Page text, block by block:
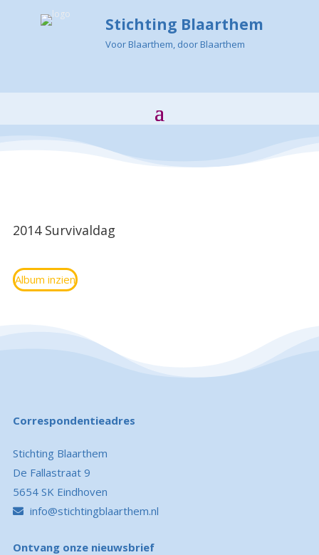
Stichting Blaarthem
Voor Blaarthem, door Blaarthem
2014 Survivaldag
Album inzien
Correspondentieadres
Stichting Blaarthem
De Fallastraat 9
5654 SK Eindhoven
info@stichtingblaarthem.nl
Ontvang onze nieuwsbrief